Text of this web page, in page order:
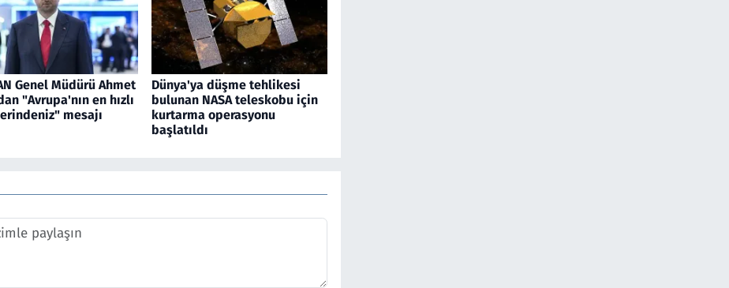
Genel Müdürü Ahmet
"Avrupa'nın en hızlı
mesajı
Dünya'ya düşme tehlikesi
bulunan NASA teleskobu için
kurtarma operasyonu
başlatıldı